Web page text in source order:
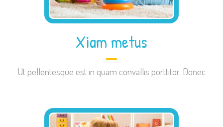
Xiam metus
Ut pellentesque est in quam convallis porttitor. Donec